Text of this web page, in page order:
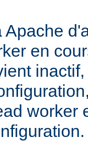
Apache
en
worker